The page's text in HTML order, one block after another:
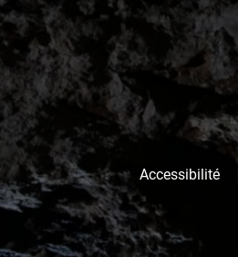
Accessibilité